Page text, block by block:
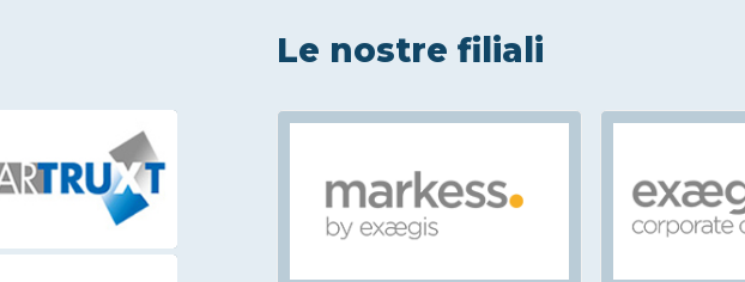
Le nostre filiali